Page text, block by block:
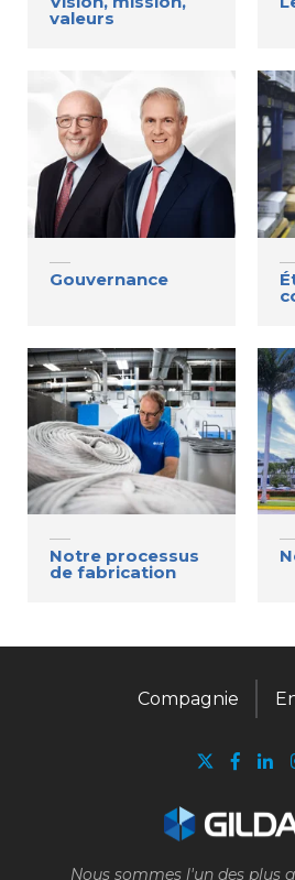
valeurs
Gouvernance
Notre processus
de fabrication
Nous sommes l'un des plus
Compagnie